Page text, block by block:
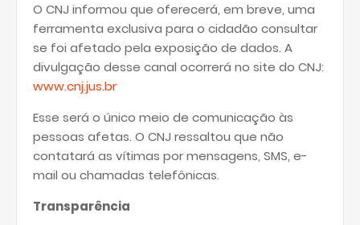
O CNJ informou que oferecerá, em breve, uma
ferramenta exclusiva para o cidadão consultar
se foi afetado pela exposição de dados. A
divulgação desse canal ocorrerá no site do CNJ:
www.cnj.jus.br
Esse será o único meio de comunicação às
pessoas afetas. O CNJ ressaltou que não
contatará as vítimas por mensagens, SMS, e-
mail ou chamadas telefônicas.
Transparência